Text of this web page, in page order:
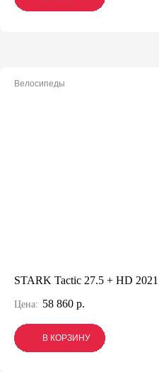
Велосипеды
STARK Tactic 27.5 + HD 2021
Цена: 58 860 р.
В КОРЗИНУ
В КОРЗИНУ
В КОРЗИНУ